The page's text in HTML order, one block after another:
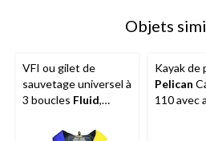
Objets
VFI ou gilet de
sauvetage universel à
3 boucles Fluid,
Kayak de
Pelican
110 avec